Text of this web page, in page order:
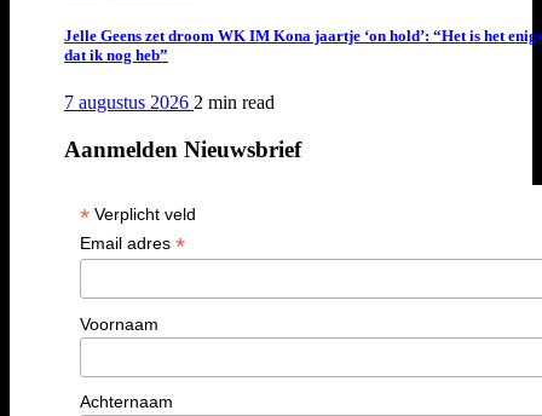
Jelle Geens zet droom WK IM Kona jaartje ‘on hold’: “Het is het
dat ik nog heb”
7 augustus 2026 2 min read
Aanmelden Nieuwsbrief
*Verplicht veld
Email adres *
Voornaam
Achternaam